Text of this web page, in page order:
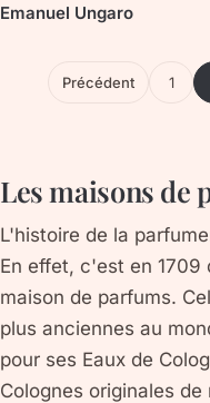
Emanuel Ungaro
Précédent 1
Les maisons de
L'histoire de la
En effet, c'est en 1709
maison de parfums.
plus anciennes au
pour ses Eaux de
Colognes originales